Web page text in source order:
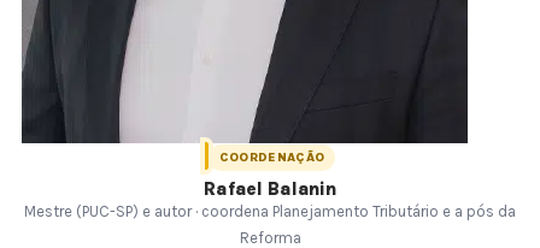
COORDENAÇÃO
Rafael Balanin
Mestre (PUC-SP) e autor · coordena Planejamento Tributário e a pós da
Reforma